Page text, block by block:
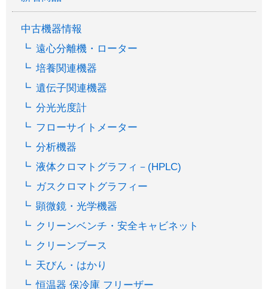
中古機器情報
遠心分離機・ローター
培養関連機器
遺伝子関連機器
分光光度計
フローサイトメーター
分析機器
液体クロマトグラフィ－(HPLC)
ガスクロマトグラフィー
顕微鏡・光学機器
クリーンベンチ・安全キャビネット
クリーンブース
天びん・はかり
恒温器 保冷庫 フリーザー